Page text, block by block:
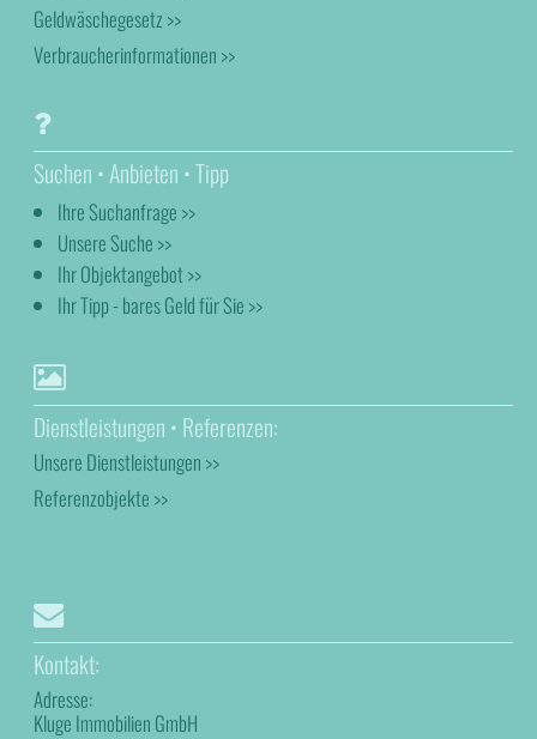
Geldwäschegesetz >>
Verbraucherinformationen >>
Suchen • Anbieten • Tipp
Ihre Suchanfrage >>
Unsere Suche >>
Ihr Objektangebot >>
Ihr Tipp - bares Geld für Sie >>
Dienstleistungen • Referenzen:
Unsere Dienstleistungen >>
Referenzobjekte >>
Kontakt:
Adresse:
Kluge Immobilien GmbH